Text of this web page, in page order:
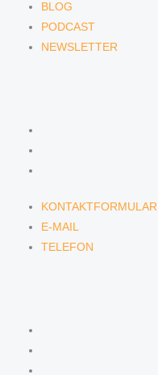
BLOG
PODCAST
NEWSLETTER
KONTAKTFORMULAR
E-MAIL
TELEFON